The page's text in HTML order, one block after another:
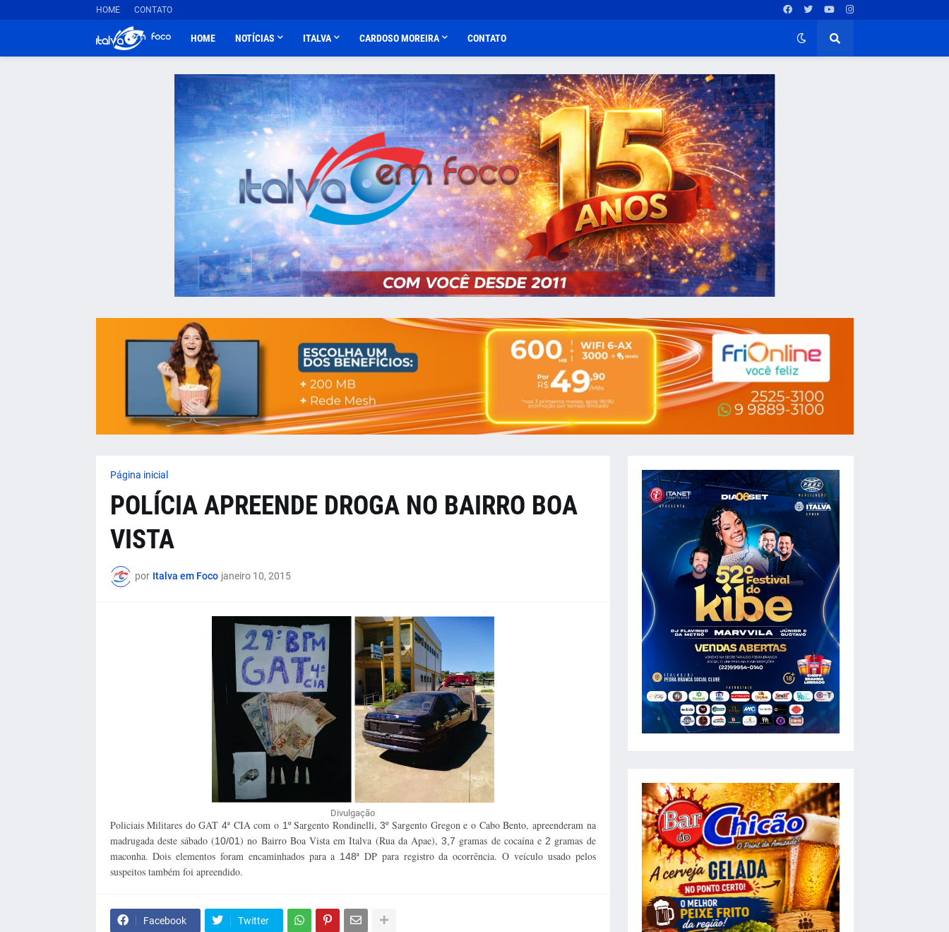
HOME CONTATO
HOME NOTÍCIAS ITALVA CARDOSO MOREIRA CONTATO
Página inicial
POLÍCIA APREENDE DROGA NO BAIRRO BOA
VISTA
por Italva em Foco janeiro 10, 2015
Divulgação
Policiais Militares do GAT4ª CIA com o 1º Sargento Rondinelli,3º Sargento Gregon e o Cabo Bento, apreenderam na
madrugada deste sábado (10/01) no Bairro Boa Vista em Italva (Rua da Apae),3,7 gramas de cocaína e2 gramas de
maconha. Dois elementos foram encaminhados para a 148ª DP para registro da ocorrência. O veículo usado pelos
suspeitos também foi apreendido.
Facebook Twitter